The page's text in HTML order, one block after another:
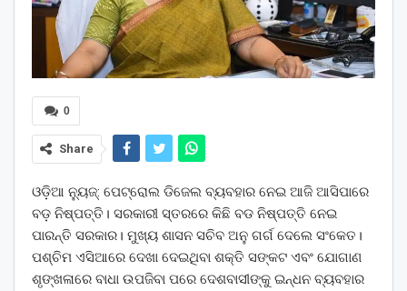
0
Share
ଓଡ଼ିଆ ନ୍ୟୁଜ୍: ପେଟ୍ରୋଲ ଡିଜେଲ ବ୍ୟବହାର ନେଇ ଆଜି ଆସିପାରେ
ବଡ଼ ନିଷ୍ପତ୍ତି। ସରକାରୀ ସ୍ତରରେ କିଛି ବଡ ନିଷ୍ପତ୍ତି ନେଇ
ପାରନ୍ତି ସରକାର। ମୁଖ୍ୟ ଶାସନ ସଚିବ ଅନୁ ଗର୍ଗ ଦେଲେ ସଂକେତ।
ପଶ୍ଚିମ ଏସିଆରେ ଦେଖା ଦେଇଥିବା ଶକ୍ତି ସଙ୍କଟ ଏବଂ ଯୋଗାଣ
ଶୃଙ୍ଖଳାରେ ବାଧା ଉପଜିବା ପରେ ଦେଶବାସୀଙ୍କୁ ଇନ୍ଧନ ବ୍ୟବହାର